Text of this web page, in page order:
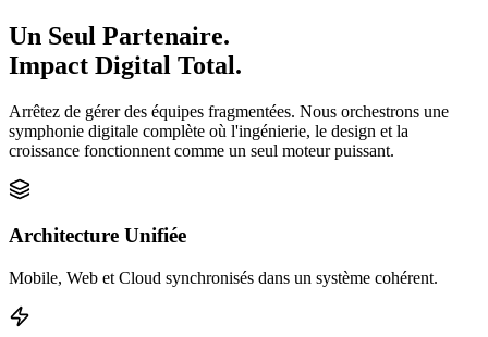
Un Seul Partenaire.
Impact Digital Total.
Arrêtez de gérer des équipes fragmentées. Nous orchestrons une
symphonie digitale complète où l'ingénierie, le design et la
croissance fonctionnent comme un seul moteur puissant.
Architecture Unifiée
Mobile, Web et Cloud synchronisés dans un système cohérent.